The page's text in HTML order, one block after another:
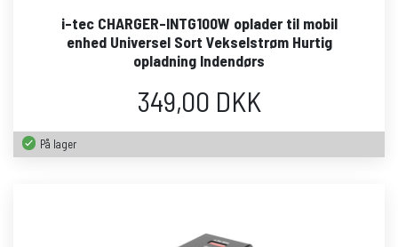
i-tec CHARGER-INTG100W oplader til mobil
enhed Universel Sort Vekselstrøm Hurtig
opladning Indendørs
349,00 DKK
På lager